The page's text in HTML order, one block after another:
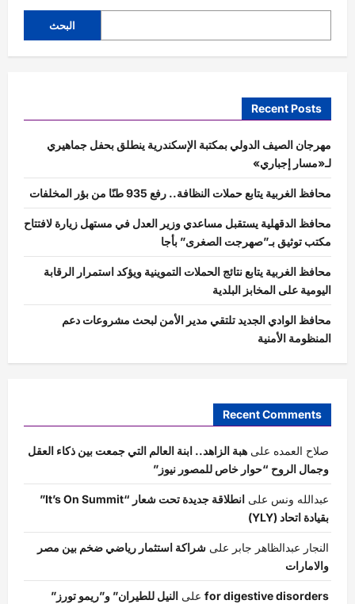
البحث
Recent Posts
مهرجان الصيف الدولي بمكتبة الإسكندرية ينطلق بحفل جماهيري
لـ«مسار إجباري»
محافظ الغربية يتابع حملات النظافة.. رفع 935 طنًا من بؤر المخلفات
محافظ الدقهلية يستقبل مساعدي وزير العدل في مستهل زيارة لافتتاح
مكتب توثيق بـ”صهرجت الصغرى” بأجا
محافظ الغربية يتابع نتائج الحملات التموينية ويؤكد استمرار الرقابة
اليومية على المخابز البلدية
محافظ الوادي الجديد تلتقي مدير الأمن لبحث مشروعات دعم
المنظومة الأمنية
Recent Comments
صلاح العمده على هبة الزاهد.. ابنة العالم التي جمعت بين ذكاء العقل
وجمال الروح “حوار خاص للمصور نيوز”
عبدالله ونس على
انطلاقة جديدة تحت شعار “It’s On Summit”
بقيادة اتحاد (YLY)
النجار عبدالظاهر جابر على شراكة استثمار رياضي ضخم بين مصر
والامارات
for digestive disorders على النيل للطيران” و”ريمو تورز”